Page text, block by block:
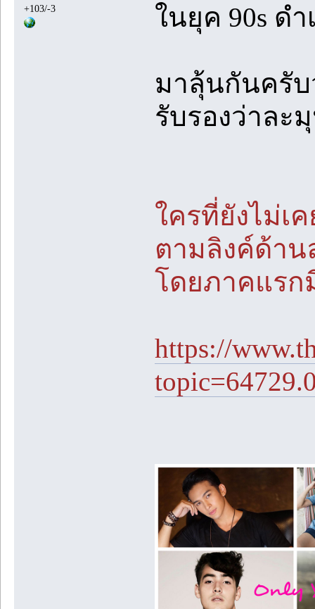
+103/-3
ในยุค 90s ด
มาลุ้นกันครับ
รับรองว่าละ
ใครที่ยังไม่เ
ตามลิงค์ด้าน
โดยภาคแรก
https://